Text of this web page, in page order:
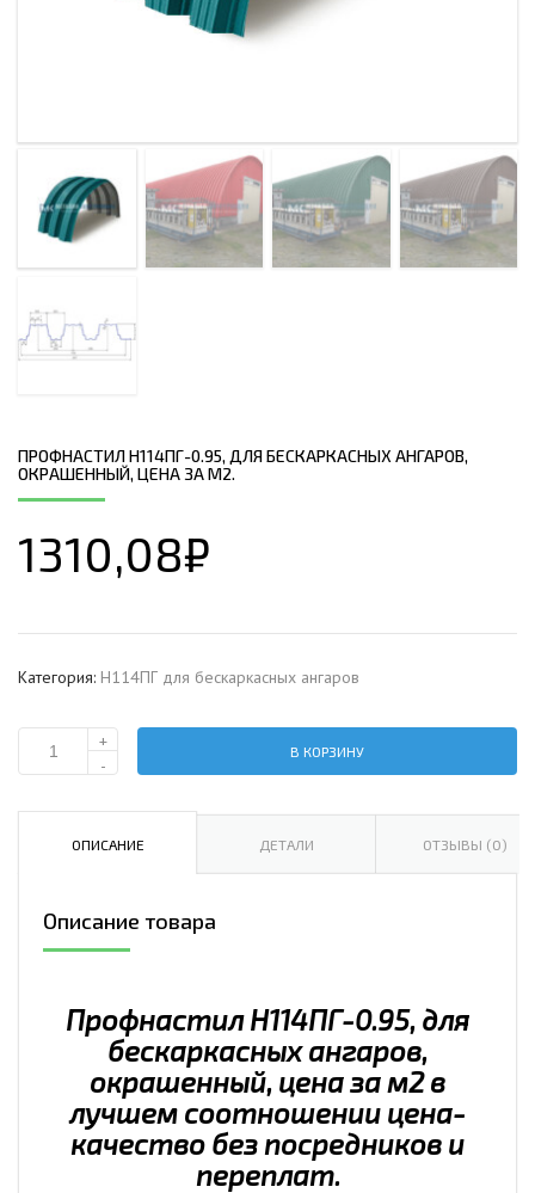
ПРОФНАСТИЛ H114ПГ-0.95, ДЛЯ БЕСКАРКАСНЫХ АНГАРОВ,
ОКРАШЕННЫЙ, ЦЕНА ЗА М2.
1310,08₽
Категория: Н114ПГ для бескаркасных ангаров
Количество
H114ПГ-0.95,
окрашенный,
цена
+
-
В КОРЗИНУ
ОПИСАНИЕ ДЕТАЛИ ОТЗЫВЫ (0)
Описание товара
Профнастил H114ПГ-0.95, для
бескаркасных ангаров,
окрашенный, цена за м2 в
лучшем соотношении цена-
качество без посредников и
переплат.